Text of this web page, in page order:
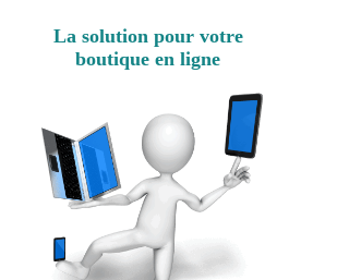
Autres
La solution pour votre
boutique en ligne